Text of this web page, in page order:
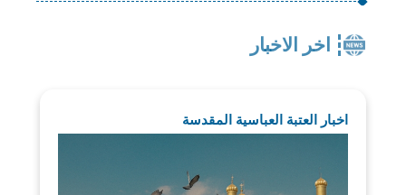
اخر الاخبار
اخبار العتبة العباسية المقدسة